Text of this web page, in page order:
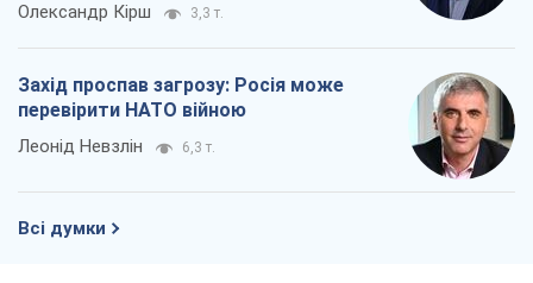
Олександр Кірш 3,3 т.
Захід проспав загрозу: Росія може
перевірити НАТО війною
Леонід Невзлін 6,3 т.
Всі думки